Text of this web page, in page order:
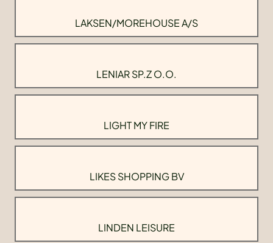
LAKSEN/MOREHOUSE A/S
LENIAR SP.Z O.O.
LIGHT MY FIRE
LIKES SHOPPING BV
LINDEN LEISURE